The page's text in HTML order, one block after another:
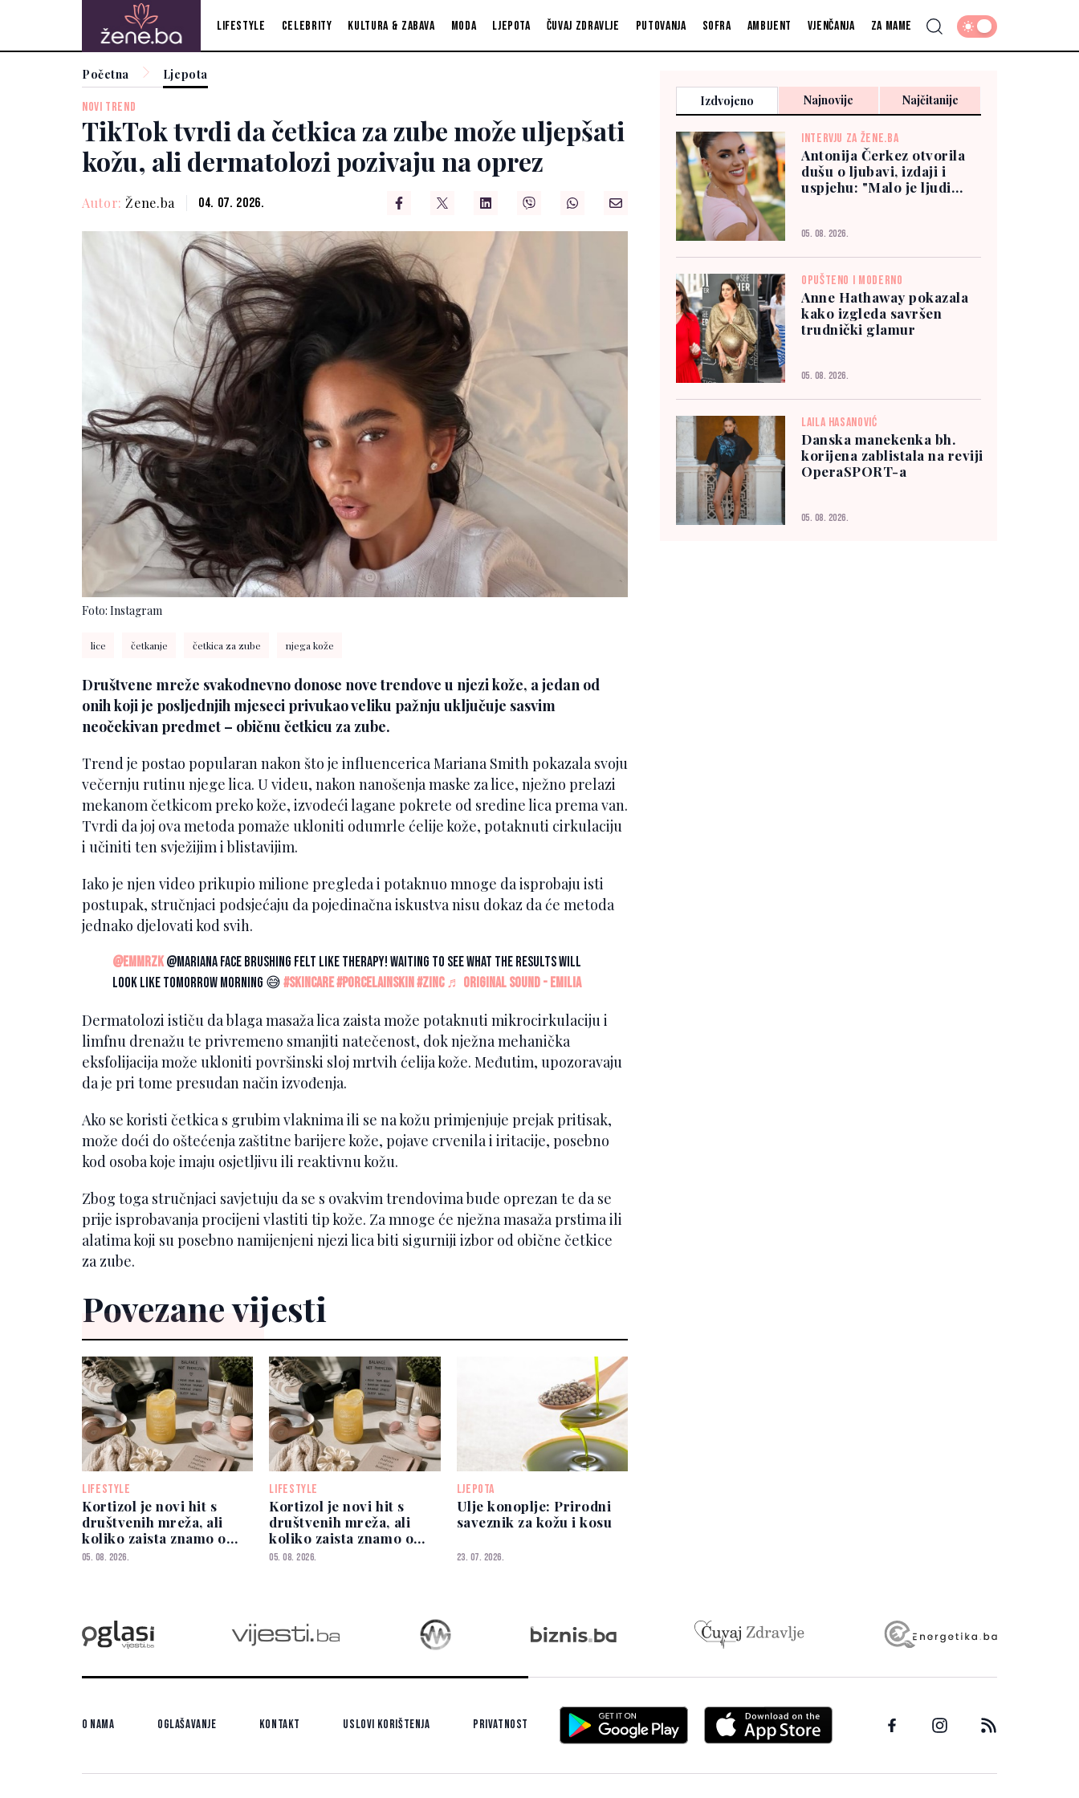
Lifestyle Celebrity Kultura & zabava Moda Ljepota Čuvaj zdravlje Putovanja Sofra Ambijent Vjenčanja Za mame
Početna Ljepota
NOVI TREND
TikTok tvrdi da četkica za zube može uljepšati
kožu, ali dermatolozi pozivaju na oprez
Autor: Žene.ba 04. 07. 2026.
Foto: Instagram
lice četkanje četkica za zube njega kože
Društvene mreže svakodnevno donose nove trendove u njezi kože, a jedan od
onih koji je posljednjih mjeseci privukao veliku pažnju uključuje sasvim
neočekivan predmet – običnu četkicu za zube.
Trend je postao popularan nakon što je influencerica Mariana Smith pokazala svoju
večernju rutinu njege lica. U videu, nakon nanošenja maske za lice, nježno prelazi
mekanom četkicom preko kože, izvodeći lagane pokrete od sredine lica prema van.
Tvrdi da joj ova metoda pomaže ukloniti odumrle ćelije kože, potaknuti cirkulaciju
i učiniti ten svježijim i blistavijim.
Iako je njen video prikupio milione pregleda i potaknuo mnoge da isprobaju isti
postupak, stručnjaci podsjećaju da pojedinačna iskustva nisu dokaz da će metoda
jednako djelovati kod svih.
@emmrzk@Mariana face brushing felt like therapy! Waiting to see what the results will
look like tomorrow morning 😅#skincare#porcelainskin#zinc ♬ original sound - Emilia
Dermatolozi ističu da blaga masaža lica zaista može potaknuti mikrocirkulaciju i
limfnu drenažu te privremeno smanjiti natečenost, dok nježna mehanička
eksfolijacija može ukloniti površinski sloj mrtvih ćelija kože. Međutim, upozoravaju
da je pri tome presudan način izvođenja.
Ako se koristi četkica s grubim vlaknima ili se na kožu primjenjuje prejak pritisak,
može doći do oštećenja zaštitne barijere kože, pojave crvenila i iritacije, posebno
kod osoba koje imaju osjetljivu ili reaktivnu kožu.
Zbog toga stručnjaci savjetuju da se s ovakvim trendovima bude oprezan te da se
prije isprobavanja procijeni vlastiti tip kože. Za mnoge će nježna masaža prstima ili
alatima koji su posebno namijenjeni njezi lica biti sigurniji izbor od obične četkice
za zube.
Povezane vijesti
LIFESTYLE
Kortizol je novi hit s
društvenih mreža, ali
koliko zaista znamo o
njemu?
05. 08. 2026.
LIFESTYLE
Kortizol je novi hit s
društvenih mreža, ali
koliko zaista znamo o
njemu?
05. 08. 2026.
LJEPOTA
Ulje konoplje: Prirodni
saveznik za kožu i kosu
23. 07. 2026.
Izdvojeno Najnovije Najčitanije
INTERVJU ZA ŽENE.BA
Antonija Čerkez otvorila
dušu o ljubavi, izdaji i
uspjehu: "Malo je ljudi
05. 08. 2026.
OPUŠTENO I MODERNO
Anne Hathaway pokazala
kako izgleda savršen
trudnički glamur
05. 08. 2026.
LAILA HASANOVIĆ
Danska manekenka bh.
korijena zablistala na reviji
OperaSPORT-a
05. 08. 2026.
O nama Oglašavanje Kontakt Uslovi korištenja Privatnost